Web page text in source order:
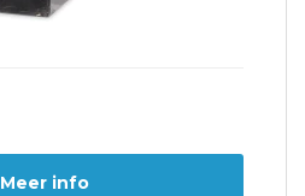
Meer info